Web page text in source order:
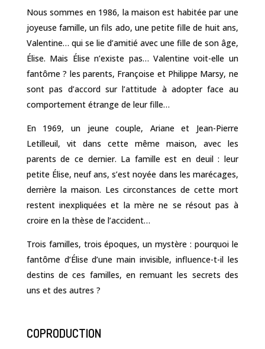
Nous sommes en 1986, la maison est habitée par une
joyeuse famille, un fils ado, une petite fille de huit ans,
Valentine… qui se lie d’amitié avec une fille de son âge,
Élise. Mais Élise n’existe pas… Valentine voit-elle un
fantôme ? les parents, Françoise et Philippe Marsy, ne
sont pas d’accord sur l’attitude à adopter face au
comportement étrange de leur fille…
En 1969, un jeune couple, Ariane et Jean-Pierre
Letilleuil, vit dans cette même maison, avec les
parents de ce dernier. La famille est en deuil : leur
petite Élise, neuf ans, s’est noyée dans les marécages,
derrière la maison. Les circonstances de cette mort
restent inexpliquées et la mère ne se résout pas à
croire en la thèse de l’accident…
Trois familles, trois époques, un mystère : pourquoi le
fantôme d’Élise d’une main invisible, influence-t-il les
destins de ces familles, en remuant les secrets des
uns et des autres ?
COPRODUCTION